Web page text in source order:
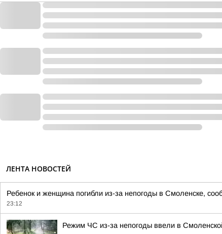
ЛЕНТА НОВОСТЕЙ
Ребенок и женщина погибли из-за непогоды в Смоленске,
23:12
Режим ЧС из-за непогоды ввели в